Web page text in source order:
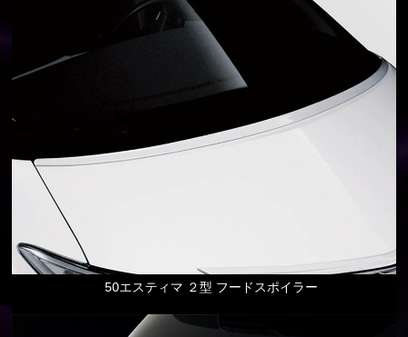
50エスティマ ２型 フードスポイラー